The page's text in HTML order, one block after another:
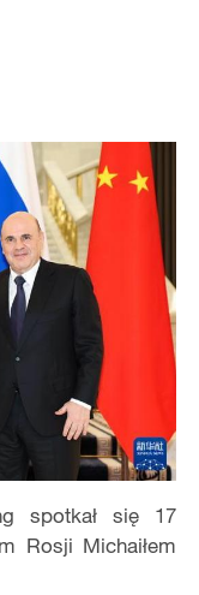
spotkał się 17
Rosji Michaiłem